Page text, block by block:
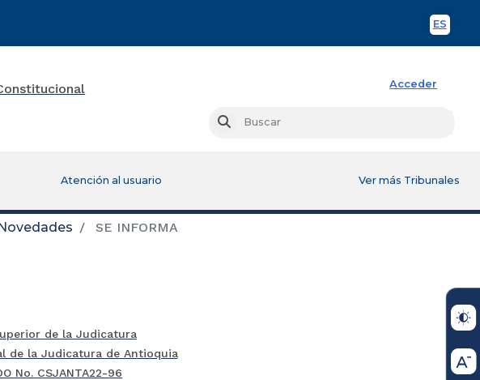
ES
Acceder
Buscar
Atención al usuario Ver más Tribunales
SE INFORMA
de la Judicatura
de la Judicatura de Antioquia
No. CSJANTA22-96